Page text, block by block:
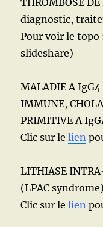
THROMBOSE
diagnostic,
Pour voir le
slideshare)
MALADIE A
IMMUNE,
PRIMITIVE A
Clic sur lelien
LITHIASE
(LPAC
Clic sur lelien